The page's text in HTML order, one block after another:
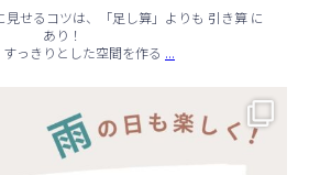
見せるコツは、「足し算」よりも 引き算 に
あり！
っきりとした空間を作る ...
に！室内でできる遊びアイデア 🌈
...